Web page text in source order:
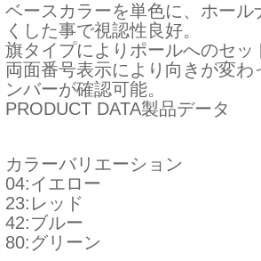
ベースカラーを単色に、ホール
くした事で視認性良好。
旗タイプによりポールへのセッ
両面番号表示により向きが変わ
ンバーが確認可能。
PRODUCT DATA製品データ
カラーバリエーション
04:イエロー
23:レッド
42:ブルー
80:グリーン